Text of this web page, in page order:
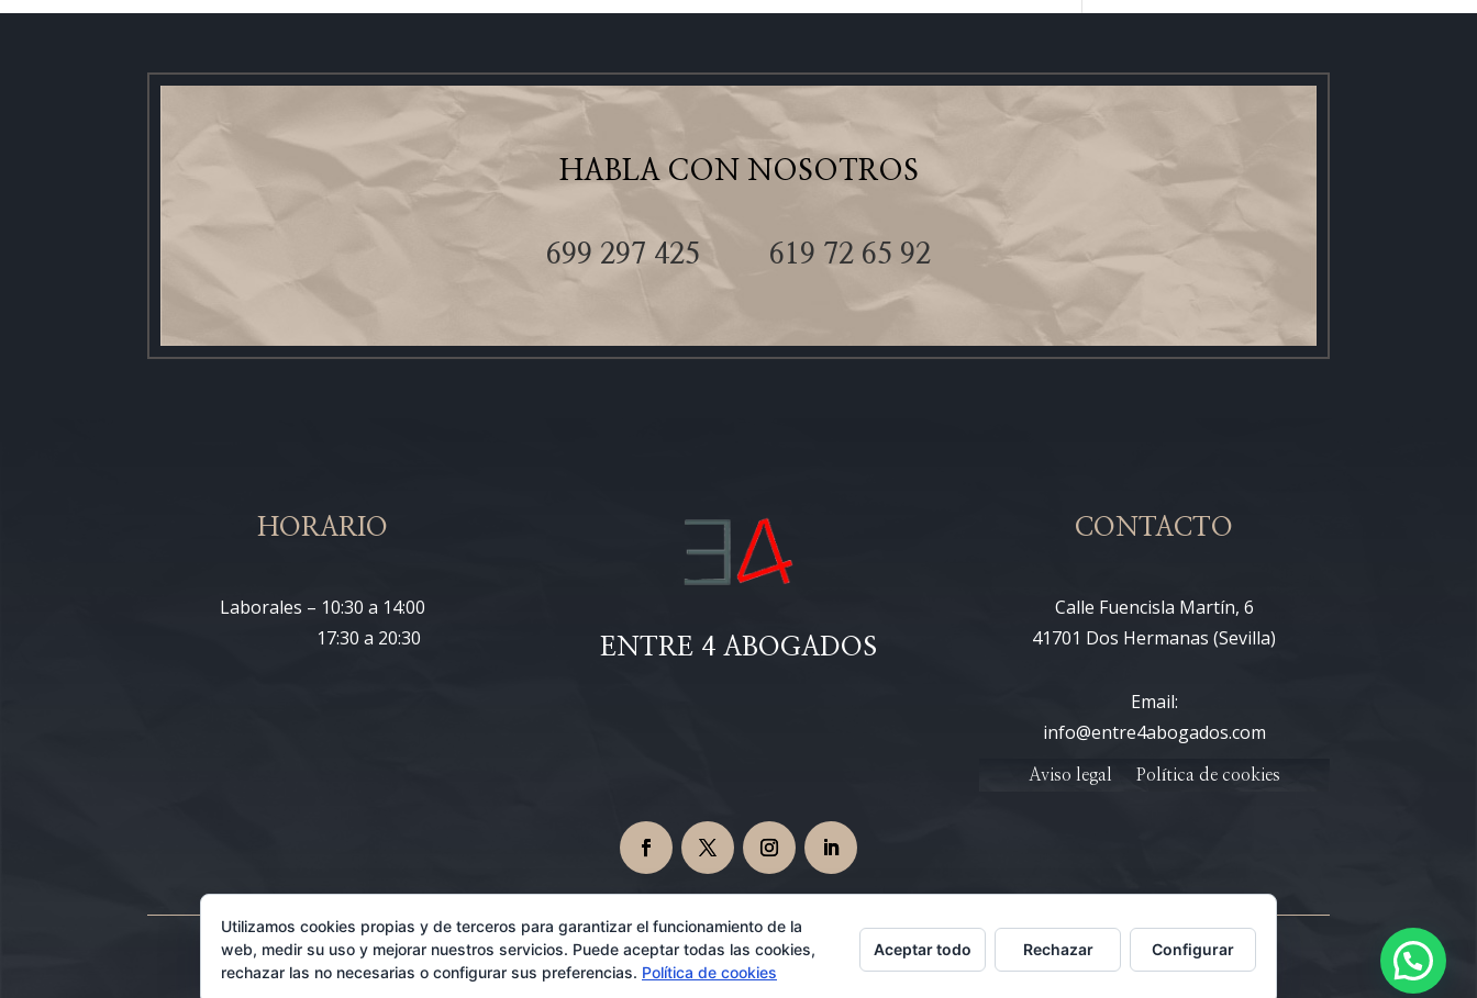
HABLA CON NOSOTROS
699 297 425 619 72 65 92
HORARIO
Laborales – 10:30 a 14:00
17:30 a 20:30
ENTRE 4 ABOGADOS
CONTACTO
Calle Fuencisla Martín, 6
41701 Dos Hermanas (Sevilla)
Email:
info@entre4abogados.com
Aviso legal Política de cookies
Abogados en Dos Hermanas 08/07/2026
Utilizamos cookies propias y de terceros para garantizar el funcionamiento de la
web, medir su uso y mejorar nuestros servicios. Puede aceptar todas las cookies,
rechazar las no necesarias o configurar sus preferencias. Política de cookies
Aceptar todo Rechazar Configurar